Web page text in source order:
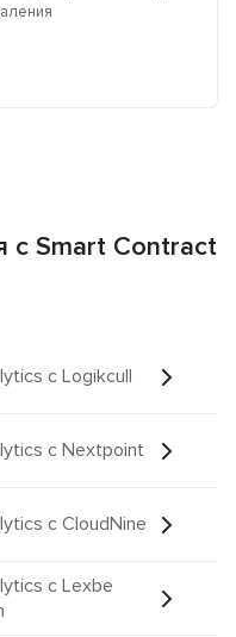
с Smart Contract
с Logikcull
с Nextpoint
с CloudNine
с Lexbe